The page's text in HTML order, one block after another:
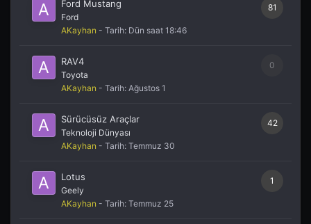
81
Ford Mustang
Ford
AKayhan - Tarih: Dün saat 18:46
0
RAV4
Toyota
AKayhan - Tarih: Ağustos 1
42
Sürücüsüz Araçlar
Teknoloji Dünyası
AKayhan - Tarih: Temmuz 30
1
Lotus
Geely
AKayhan - Tarih: Temmuz 25